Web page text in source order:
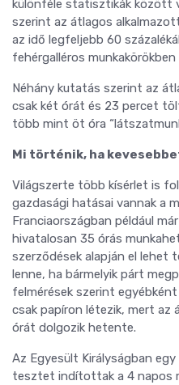
különféle statisztikák között
szerint az átlagos
az idő legfeljebb 60
fehérgalléros munkakörökben
Néhány kutatás szerint az
csak két órát és 23 percet
több mint öt óra
Mi történik, ha
Világszerte több kísérlet is
gazdasági hatásai vannak a
Franciaországban például
hivatalosan 35 órás
szerződések alapján el lehet
lenne, ha bármelyik párt
felmérések szerint
csak papíron létezik, mert az
órát dolgozik hetente.
Az Egyesült Királyságban
tesztet indítottak a 4 napos